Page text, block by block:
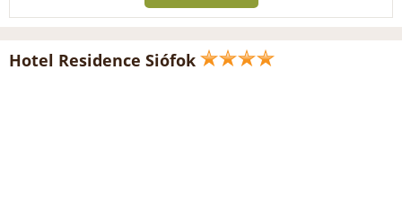
Hotel Residence Siófok